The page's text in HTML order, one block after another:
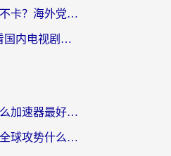
在国外怎么看球赛不卡？海外党专属体育直播自由指南
在国外用什么app看国内电视剧？3步解决版权限制+卡顿难题
国外失落城堡用什么加速器最好？一份来自老玩家的真实指南
国外打反恐精英：全球攻势什么加速器好用？2026海外玩家国服游戏加速终极指南